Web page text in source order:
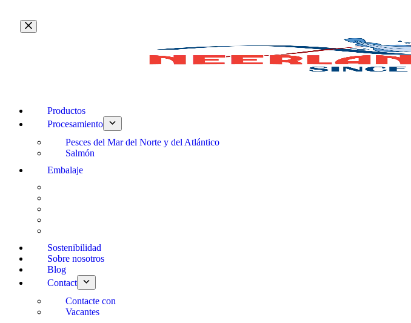
contenido
Productos
Procesamiento
Pesces del Mar del Norte y del Atlántico
Salmón
Embalaje
Sostenibilidad
Sobre nosotros
Blog
Contact
Contacte con
Vacantes